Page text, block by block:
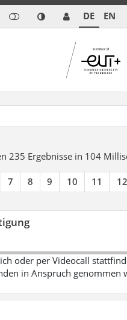
DE EN
235 Ergebnisse in 104
7 8 9 10 11 12
oder per Videocall
in Anspruch genommen